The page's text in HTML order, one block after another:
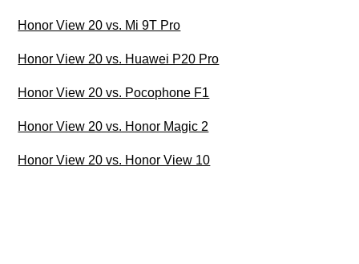
Honor View 20 vs. Mi 9T Pro
Honor View 20 vs. Huawei P20 Pro
Honor View 20 vs. Pocophone F1
Honor View 20 vs. Honor Magic 2
Honor View 20 vs. Honor View 10